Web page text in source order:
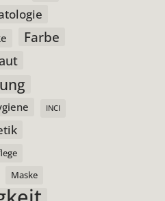
Farbe
INCI
Maske